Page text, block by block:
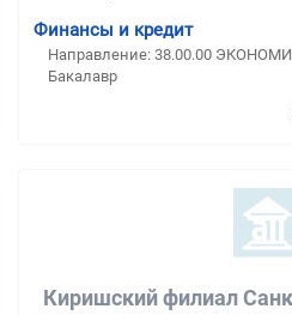
Финансы и кредит
Направление: 38.00.00
Бакалавр
Киришский филиал